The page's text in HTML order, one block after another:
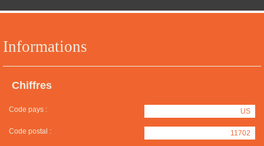
Informations
Chiffres
Code pays : US
Code postal : 11702